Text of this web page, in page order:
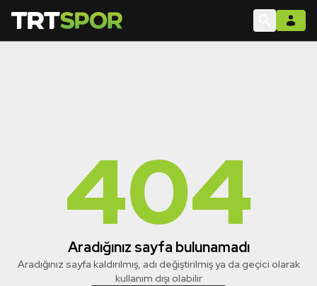
404
Aradığınız sayfa bulunamadı
Aradığınız sayfa kaldırılmış, adı değiştirilmiş ya da geçici olarak
kullanım dışı olabilir